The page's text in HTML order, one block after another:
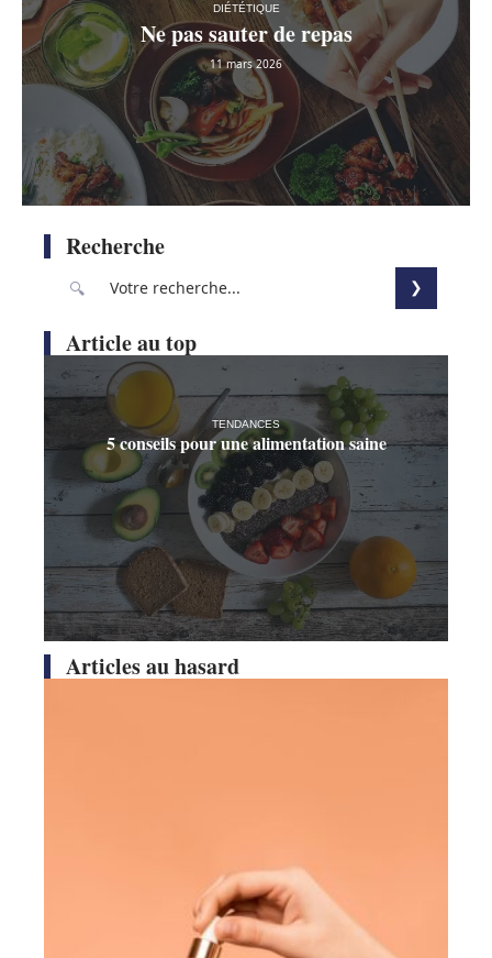
DIÉTÉTIQUE
Ne pas sauter de repas
11 mars 2026
Recherche
Article au top
TENDANCES
5 conseils pour une alimentation saine
Articles au hasard